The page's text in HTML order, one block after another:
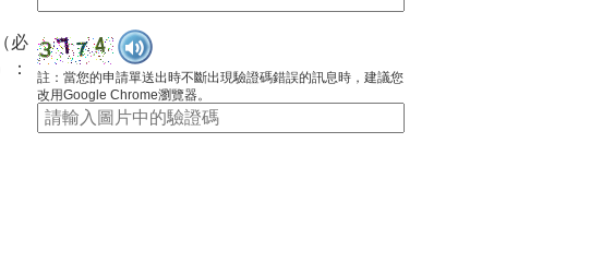
必
：
註：當您的申請單送出時不斷出現驗證碼錯誤的訊息時，建議您
改用Google Chrome瀏覽器。